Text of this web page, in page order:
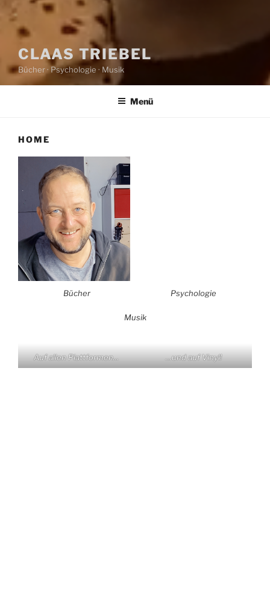
CLAAS TRIEBEL
Bücher · Psychologie · Musik
Menü
HOME
Bücher Psychologie
Musik
Auf allen Plattformen… …und auf Vinyl!